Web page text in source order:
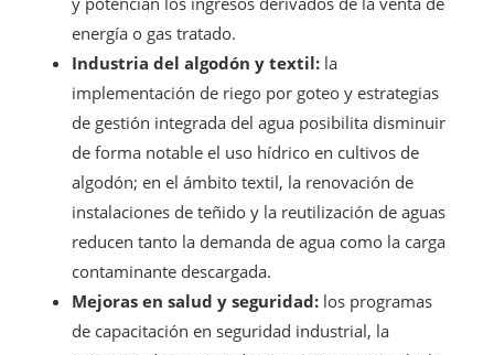
energía o gas tratado.
Industria del algodón y textil: la
implementación de riego por goteo y estrategias
de gestión integrada del agua posibilita disminuir
de forma notable el uso hídrico en cultivos de
algodón; en el ámbito textil, la renovación de
instalaciones de teñido y la reutilización de aguas
reducen tanto la demanda de agua como la carga
contaminante descargada.
Mejoras en salud y seguridad: los programas
de capacitación en seguridad industrial, la